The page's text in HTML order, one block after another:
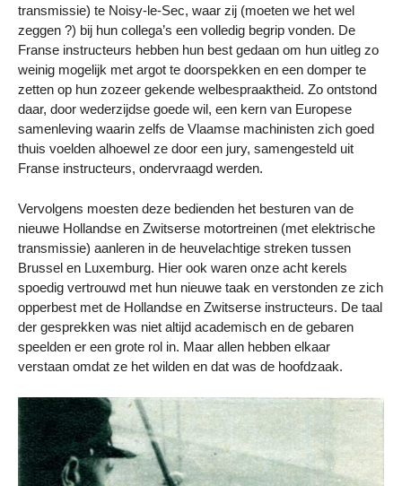
transmissie) te Noisy-le-Sec, waar zij (moeten we het wel
zeggen ?) bij hun collega’s een volledig begrip vonden. De
Franse instructeurs hebben hun best gedaan om hun uitleg zo
weinig mogelijk met argot te doorspekken en een domper te
zetten op hun zozeer gekende welbespraaktheid. Zo ontstond
daar, door wederzijdse goede wil, een kern van Europese
samenleving waarin zelfs de Vlaamse machinisten zich goed
thuis voelden alhoewel ze door een jury, samengesteld uit
Franse instructeurs, ondervraagd werden.
Vervolgens moesten deze bedienden het besturen van de
nieuwe Hollandse en Zwitserse motortreinen (met elektrische
transmissie) aanleren in de heuvelachtige streken tussen
Brussel en Luxemburg. Hier ook waren onze acht kerels
spoedig vertrouwd met hun nieuwe taak en verstonden ze zich
opperbest met de Hollandse en Zwitserse instructeurs. De taal
der gesprekken was niet altijd academisch en de gebaren
speelden er een grote rol in. Maar allen hebben elkaar
verstaan omdat ze het wilden en dat was de hoofdzaak.